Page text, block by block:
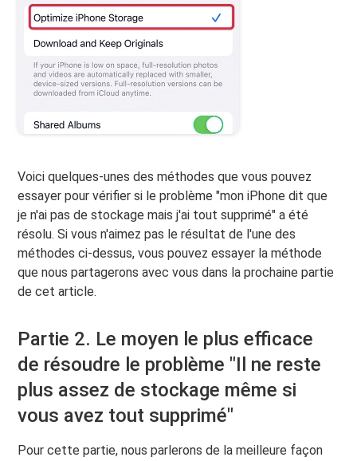
Voici quelques-unes des méthodes que vous pouvez
essayer pour vérifier si le problème "mon iPhone dit que
je n'ai pas de stockage mais j'ai tout supprimé" a été
résolu. Si vous n'aimez pas le résultat de l'une des
méthodes ci-dessus, vous pouvez essayer la méthode
que nous partagerons avec vous dans la prochaine partie
de cet article.
Partie 2. Le moyen le plus efficace
de résoudre le problème "Il ne reste
plus assez de stockage même si
vous avez tout supprimé"
Pour cette partie, nous parlerons de la meilleure façon